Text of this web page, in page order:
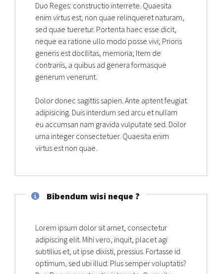
Duo Reges: constructio interrete. Quaesita
enim virtus est, non quae relinqueret naturam,
sed quae tueretur. Portenta haec esse dicit,
neque ea ratione ullo modo posse vivi; Prioris
generis est docilitas, memoria; Item de
contrariis, a quibus ad genera formasque
generum venerunt.
Dolor donec sagittis sapien. Ante aptent feugiat
adipisicing. Duis interdum sed arcu et nullam
eu accumsan nam gravida vulputate sed. Dolor
urna integer consectetuer. Quaesita enim
virtus est non quae.
Bibendum wisi neque ?
Lorem ipsum dolor sit amet, consectetur
adipiscing elit. Mihi vero, inquit, placet agi
subtilius et, ut ipse dixisti, pressius. Fortasse id
optimum, sed ubi illud: Plus semper voluptatis?